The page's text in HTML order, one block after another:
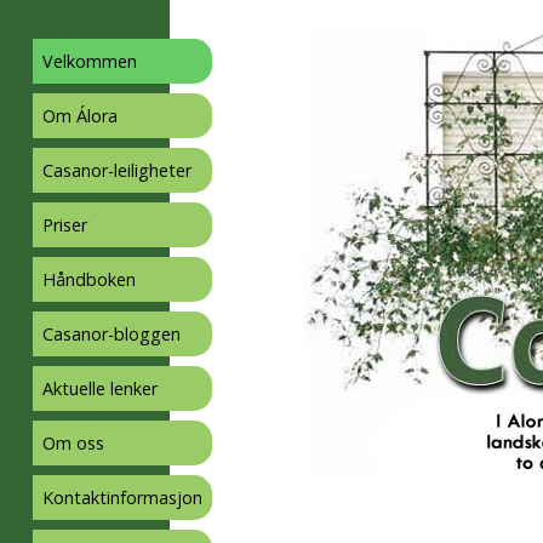
Velkommen
Om Álora
Casanor-leiligheter
Priser
Håndboken
Casanor-bloggen
Aktuelle lenker
Om oss
Kontaktinformasjon